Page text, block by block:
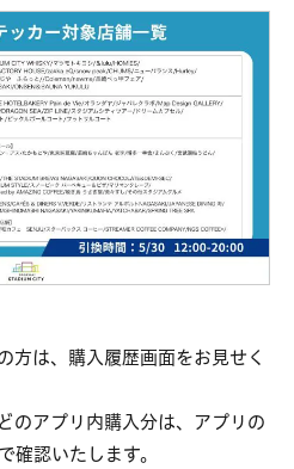
方は、購入履歴画面をお見せく
のアプリ内購入分は、アプリの
確認いたします。